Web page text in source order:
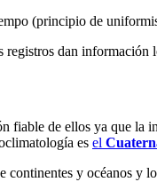
(principio de
registros dan
de ellos ya que la
es el
y océanos y